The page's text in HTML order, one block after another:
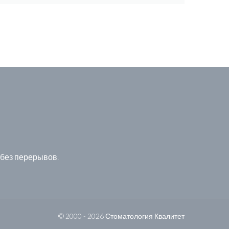
перерывов.
© 2000 - 2026 Стоматология Квалитет